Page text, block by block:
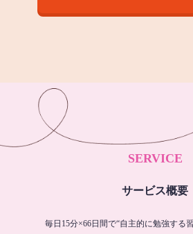
SERVICE
サービス概要
毎日15分×66日間で“自主的に勉強する